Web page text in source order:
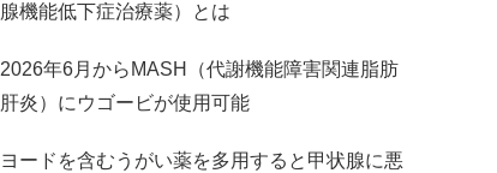
腺機能低下症治療薬）とは
2026年6月からMASH（代謝機能障害関連脂肪
肝炎）にウゴービが使用可能
ヨードを含むうがい薬を多用すると甲状腺に悪